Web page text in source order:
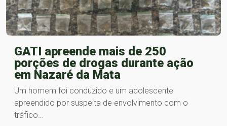
GATI apreende mais de 250
porções de drogas durante ação
em Nazaré da Mata
Um homem foi conduzido e um adolescente
apreendido por suspeita de envolvimento com o
tráfico…